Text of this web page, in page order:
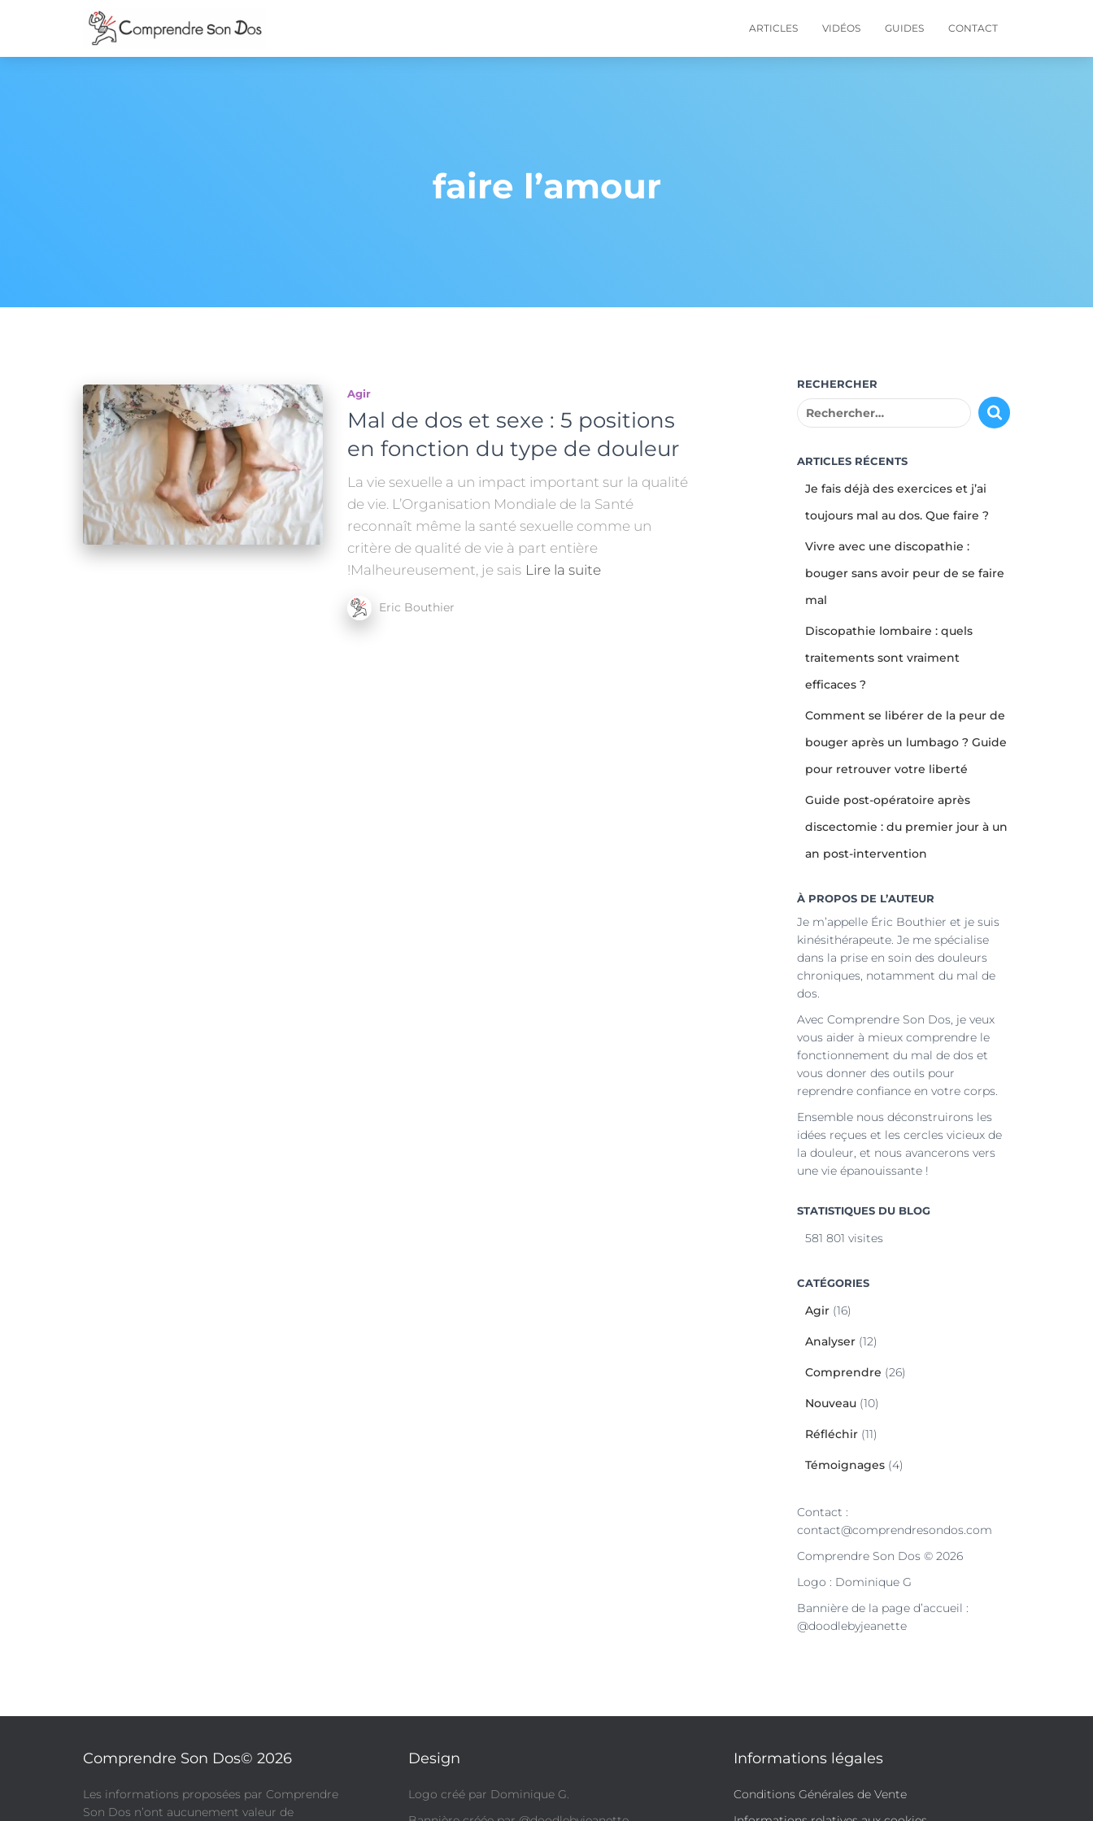
ARTICLES VIDÉOS GUIDES CONTACT
faire l’amour
Agir
Mal de dos et sexe : 5 positions
en fonction du type de douleur
La vie sexuelle a un impact important sur la qualité
de vie. L’Organisation Mondiale de la Santé
reconnaît même la santé sexuelle comme un
critère de qualité de vie à part entière
!Malheureusement, je sais Lire la suite
Eric Bouthier
RECHERCHER
R
h
ARTICLES RÉCENTS
Je fais déjà des exercices et j’ai
toujours mal au dos. Que faire ?
Vivre avec une discopathie :
bouger sans avoir peur de se faire
mal
Discopathie lombaire : quels
traitements sont vraiment
efficaces ?
Comment se libérer de la peur de
bouger après un lumbago ? Guide
pour retrouver votre liberté
Guide post-opératoire après
discectomie : du premier jour à un
an post-intervention
À PROPOS DE L’AUTEUR
Je m’appelle Éric Bouthier et je suis
kinésithérapeute. Je me spécialise
dans la prise en soin des douleurs
chroniques, notamment du mal de
dos.
Avec Comprendre Son Dos, je veux
vous aider à mieux comprendre le
fonctionnement du mal de dos et
vous donner des outils pour
reprendre confiance en votre corps.
Ensemble nous déconstruirons les
idées reçues et les cercles vicieux de
la douleur, et nous avancerons vers
une vie épanouissante !
STATISTIQUES DU BLOG
581 801 visites
CATÉGORIES
Agir(16)
Analyser(12)
Comprendre (26)
Nouveau(10)
Réfléchir(11)
Témoignages(4)
Contact :
contact@comprendresondos.com
Comprendre Son Dos © 2026
Logo : Dominique G
Bannière de la page d’accueil :
@doodlebyjeanette
Comprendre Son Dos© 2026
​Les informations proposées par Comprendre
Son Dos n’ont aucunement valeur de
Design
Logo créé par Dominique G.
Informations légales
Conditions Générales de Vente